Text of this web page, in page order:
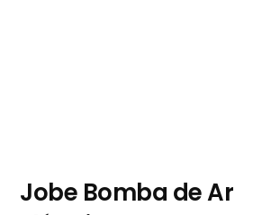
Jobe Bomba de Ar